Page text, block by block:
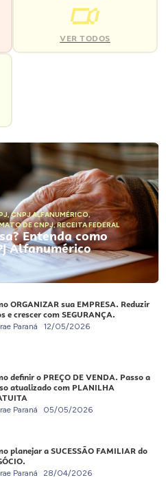
VER TODOS
,CNPJ ALFANUMÉRICO,
DE CNPJ,RECEITA FEDERAL
Entenda como
Alfanumérico
ORGANIZAR sua EMPRESA. Reduzir
e crescer com SEGURANÇA.
Paraná 12/05/2026
definir o PREÇO DE VENDA. Passo a
atualizado com PLANILHA
Paraná 05/05/2026
planejar a SUCESSÃO FAMILIAR do
Paraná 28/04/2026